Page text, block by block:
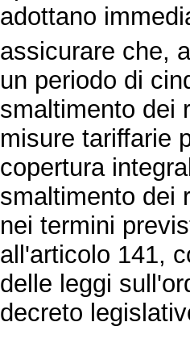
adottano
assicurare che,
un periodo di
smaltimento dei
misure tariffarie
copertura
smaltimento dei
nei termini
all'articolo 141,
delle leggi
decreto